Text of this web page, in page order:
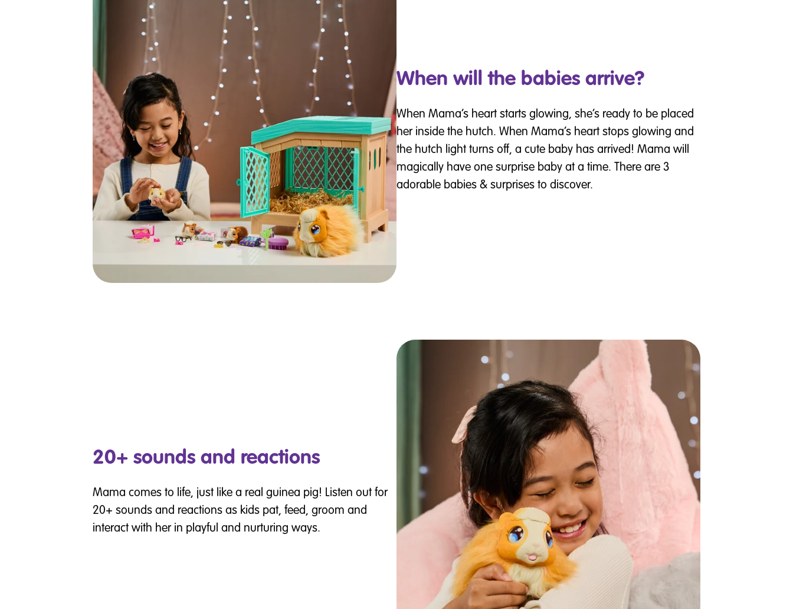
When will the babies arrive?
When Mama’s heart starts glowing, she’s ready to be placed
her inside the hutch. When Mama’s heart stops glowing and
the hutch light turns off, a cute baby has arrived! Mama will
magically have one surprise baby at a time. There are 3
adorable babies & surprises to discover.
20+ sounds and reactions
Mama comes to life, just like a real guinea pig! Listen out for
20+ sounds and reactions as kids pat, feed, groom and
interact with her in playful and nurturing ways.